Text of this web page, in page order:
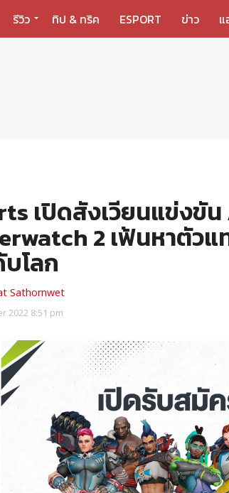
รีวิว ทิป & ทริค ESPORT ข่าว
เปิดสังเวียนแข่งขัน
2 เฟ้นหาตัวแ
โลก
Sathornwet
2022 8:51 pm